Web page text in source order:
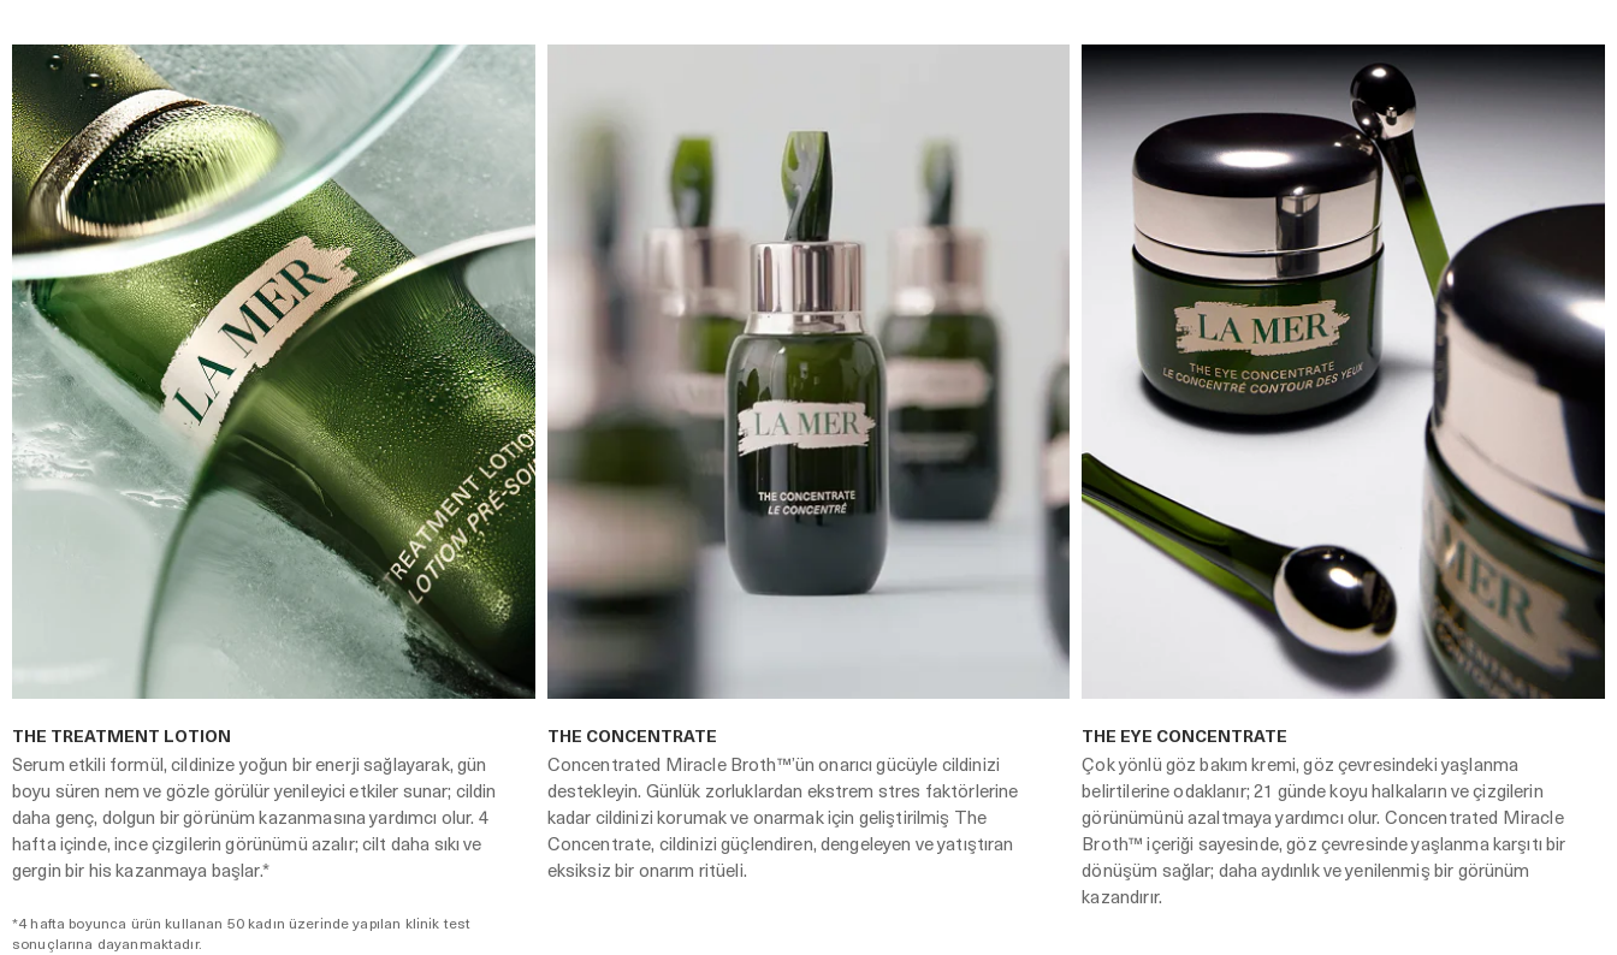
THE TREATMENT LOTION
Serum etkili formül, cildinize yoğun bir enerji sağlayarak, gün
boyu süren nem ve gözle görülür yenileyici etkiler sunar; cildin
daha genç, dolgun bir görünüm kazanmasına yardımcı olur. 4
hafta içinde, ince çizgilerin görünümü azalır; cilt daha sıkı ve
gergin bir his kazanmaya başlar.*
*4 hafta boyunca ürün kullanan 50 kadın üzerinde yapılan klinik test
sonuçlarına dayanmaktadır.
THE CONCENTRATE
Concentrated Miracle Broth™’ün onarıcı gücüyle cildinizi
destekleyin. Günlük zorluklardan ekstrem stres faktörlerine
kadar cildinizi korumak ve onarmak için geliştirilmiş The
Concentrate, cildinizi güçlendiren, dengeleyen ve yatıştıran
eksiksiz bir onarım ritüeli.
THE EYE CONCENTRATE
Çok yönlü göz bakım kremi, göz çevresindeki yaşlanma
belirtilerine odaklanır; 21 günde koyu halkaların ve çizgilerin
görünümünü azaltmaya yardımcı olur. Concentrated Miracle
Broth™ içeriği sayesinde, göz çevresinde yaşlanma karşıtı bir
dönüşüm sağlar; daha aydınlık ve yenilenmiş bir görünüm
kazandırır.